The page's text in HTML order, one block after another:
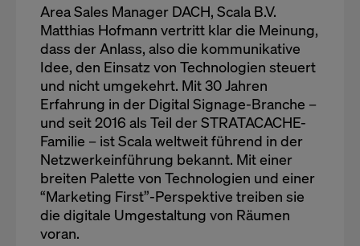
Area Sales Manager DACH, Scala B.V.
Matthias Hofmann vertritt klar die Meinung,
dass der Anlass, also die kommunikative
Idee, den Einsatz von Technologien steuert
und nicht umgekehrt. Mit 30 Jahren
Erfahrung in der Digital Signage-Branche –
und seit 2016 als Teil der STRATACACHE-
Familie – ist Scala weltweit führend in der
Netzwerkeinführung bekannt. Mit einer
breiten Palette von Technologien und einer
“Marketing First”-Perspektive treiben sie
die digitale Umgestaltung von Räumen
voran.